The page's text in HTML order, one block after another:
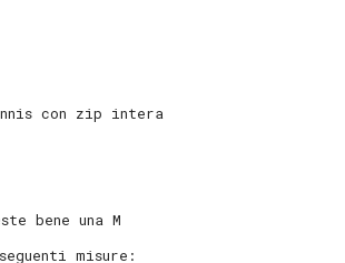
con zip intera
bene una M
misure: